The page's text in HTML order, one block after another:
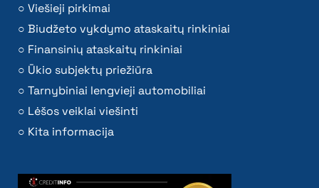
Viešieji pirkimai
Biudžeto vykdymo ataskaitų rinkiniai
Finansinių ataskaitų rinkiniai
Ūkio subjektų priežiūra
Tarnybiniai lengvieji automobiliai
Lėšos veiklai viešinti
Kita informacija